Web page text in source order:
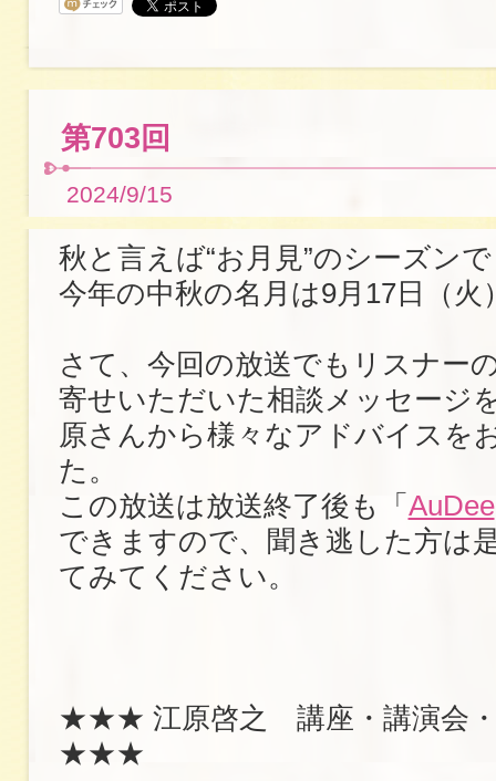
第703回
2024/9/15
秋と言えば“お月見”のシーズン
今年の中秋の名月は9月17日（火
さて、今回の放送でもリスナー
寄せいただいた相談メッセージ
原さんから様々なアドバイスを
た。
この放送は放送終了後も「 AuDee
できますので、聞き逃した方は
てみてください。
★★★ 江原啓之 講座・講演会・
★★★